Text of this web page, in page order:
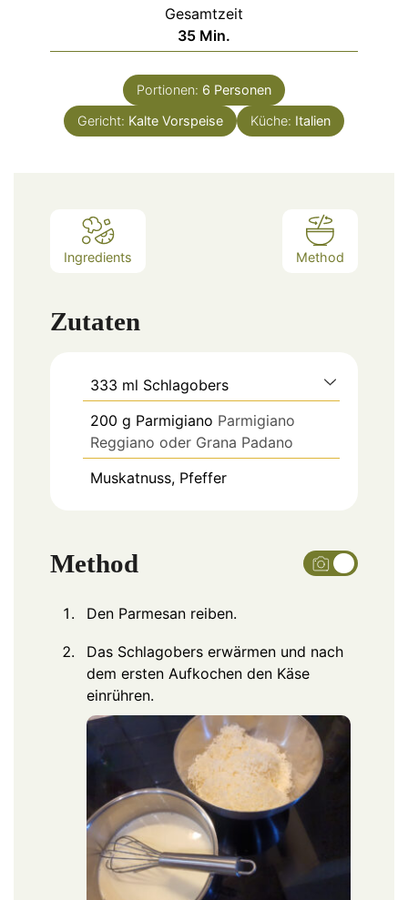
Gesamtzeit
35Minuten
Min.
Portionen: 6 Personen
Gericht: Kalte Vorspeise Küche: Italien
Ingredients Method
Zutaten
333 ml Schlagobers
200 g Parmigiano Parmigiano
Reggiano oder Grana Padano
Muskatnuss, Pfeffer
Method
Den Parmesan reiben.
Das Schlagobers erwärmen und nach
dem ersten Aufkochen den Käse
einrühren.